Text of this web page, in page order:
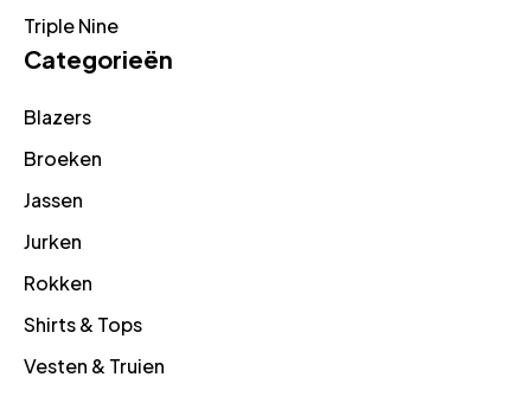
Triple Nine
Categorieën
Blazers
Broeken
Jassen
Jurken
Rokken
Shirts & Tops
Vesten & Truien